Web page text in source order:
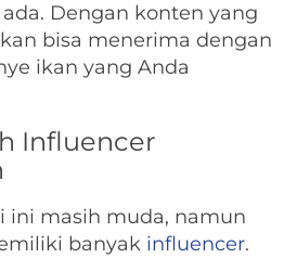
Dengan konten yang
bisa menerima dengan
ikan yang Anda
Influencer
ini masih muda, namun
banyak influencer.